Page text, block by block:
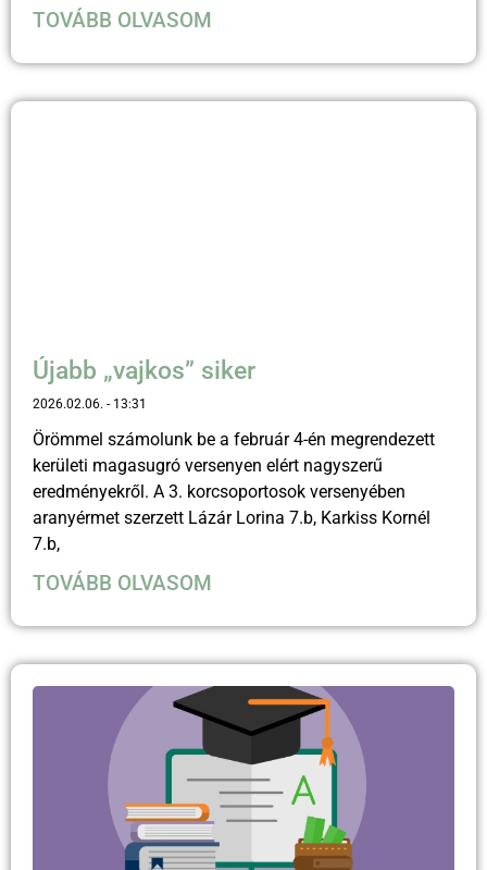
TOVÁBB OLVASOM
Újabb „vajkos” siker
2026.02.06. 13:31
Örömmel számolunk be a február 4-én megrendezett
kerületi magasugró versenyen elért nagyszerű
eredményekről. A 3. korcsoportosok versenyében
aranyérmet szerzett Lázár Lorina 7.b, Karkiss Kornél
7.b,
TOVÁBB OLVASOM